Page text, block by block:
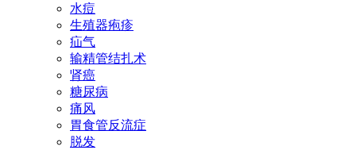
水痘
生殖器疱疹
疝气
输精管结扎术
肾癌
糖尿病
痛风
胃食管反流症
脱发